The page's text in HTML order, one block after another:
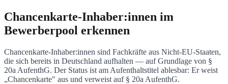
Chancenkarte-Inhaber:innen im
Bewerberpool erkennen
Chancenkarte-Inhaber:innen sind Fachkräfte aus Nicht-EU-Staaten,
die sich bereits in Deutschland aufhalten — auf Grundlage von §
20a AufenthG. Der Status ist am Aufenthaltstitel ablesbar: Er weist
„Chancenkarte" aus und verweist auf § 20a AufenthG.